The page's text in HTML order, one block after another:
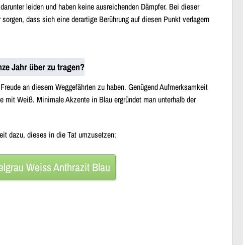
leiden und haben keine ausreichenden Dämpfer. Bei dieser
dass sich eine derartige Berührung auf diesen Punkt verlagern
Jahr über zu tragen?
an diesem Weggefährten zu haben. Genügend Aufmerksamkeit
mit Weiß. Minimale Akzente in Blau ergründet man unterhalb der
dazu, dieses in die Tat umzusetzen:
Weiss Anthrazit Blau